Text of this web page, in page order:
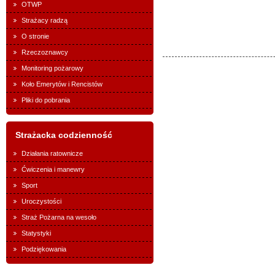
OTWP
Strażacy radzą
O stronie
Rzeczoznawcy
Monitoring pożarowy
Koło Emerytów i Rencistów
Pliki do pobrania
Strażacka codzienność
Działania ratownicze
Ćwiczenia i manewry
Sport
Uroczystości
Straż Pożarna na wesoło
Statystyki
Podziękowania